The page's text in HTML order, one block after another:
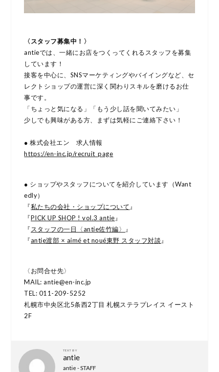
〈スタッフ募集中！〉
antieでは、一緒にお店をつくってくれるスタッフを募集
しています！
接客を中心に、SNSマーケティングやバイイングなど、セ
レクトショップの運営に深く関わりスキルを磨けるお仕
事です。
「ちょっと気になる」「もう少し話を聞いてみたい」
少しでも興味がある方、まずは気軽にご連絡下さい！
● 株式会社エン 求人情報
https://en-inc.jp/recruit_page
● ショップやスタッフについてを紹介しています（Want
edly）
『私たちの会社・ショップについて 』
『PICK UP SHOP ! vol.3 antie 』
『 スタッフの一日〈antie佐竹編〉
』
『antie渡部 × aimé et noué東野 スタッフ対談 』
〈お問合せ先〉
MAIL: antie@en-inc.jp
TEL: 011-209-5252
札幌市中央区北5条西2丁目 札幌ステラプレイス イースト
2F
TEXT BY
antie
antie - STAFF